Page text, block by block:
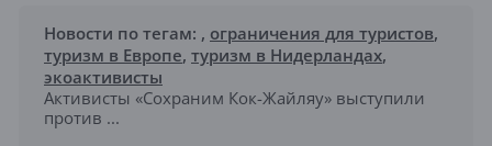
Новости по тегам: , ограничения для туристов,
туризм в Европе, туризм в Нидерландах,
экоактивисты
Активисты «Сохраним Кок-Жайляу» выступили
против ...